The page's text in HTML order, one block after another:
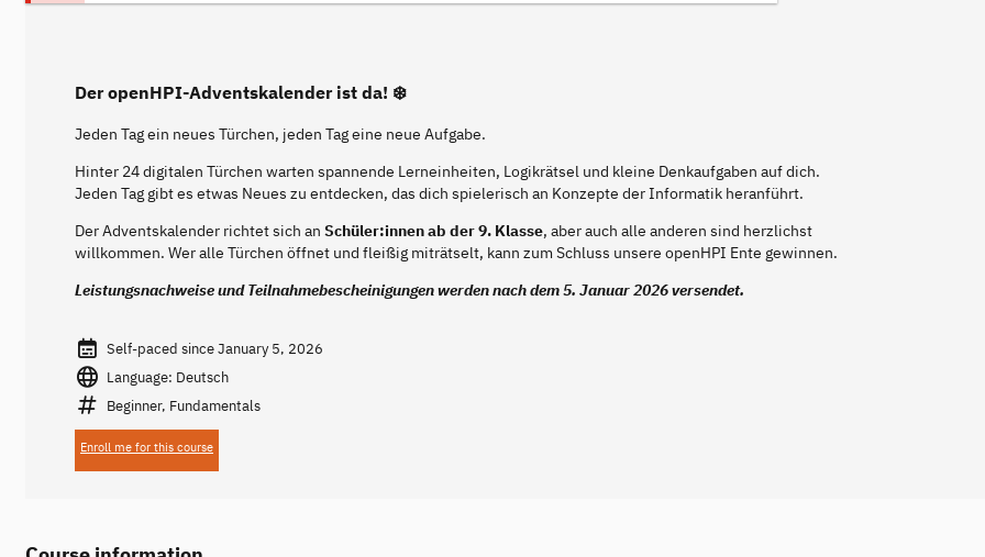
Der openHPI-Adventskalender ist da! ❄️
Jeden Tag ein neues Türchen, jeden Tag eine neue Aufgabe.
Hinter 24 digitalen Türchen warten spannende Lerneinheiten, Logikrätsel und kleine Denkaufgaben auf dich.
Jeden Tag gibt es etwas Neues zu entdecken, das dich spielerisch an Konzepte der Informatik heranführt.
Der Adventskalender richtet sich an Schüler:innen ab der 9. Klasse, aber auch alle anderen sind herzlichst
willkommen. Wer alle Türchen öffnet und fleißig miträtselt, kann zum Schluss unsere openHPI Ente gewinnen.
Leistungsnachweise und Teilnahmebescheinigungen werden nach dem 5. Januar 2026 versendet.
Self-paced since January 5, 2026
Language: Deutsch
Beginner, Fundamentals
Enroll me for this course